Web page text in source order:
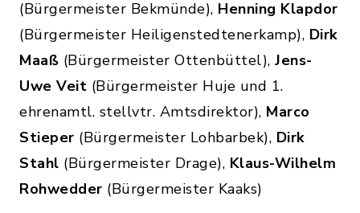
(Bürgermeister Bekmünde), Henning Klapdor
(Bürgermeister Heiligenstedtenerkamp), Dirk
Maaß (Bürgermeister Ottenbüttel), Jens-
Uwe Veit (Bürgermeister Huje und 1.
ehrenamtl. stellvtr. Amtsdirektor), Marco
Stieper (Bürgermeister Lohbarbek), Dirk
Stahl (Bürgermeister Drage), Klaus-Wilhelm
Rohwedder (Bürgermeister Kaaks)